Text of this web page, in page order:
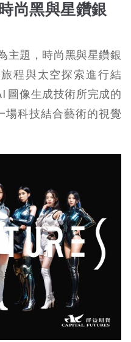
尚黑與星鑽銀
主題，時尚黑與星鑽銀
程與太空探索進行結
圖像生成技術所完成的
場科技結合藝術的視覺